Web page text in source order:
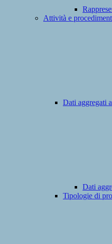
Attività e
Dati aggregati
Dati
Tipologie di